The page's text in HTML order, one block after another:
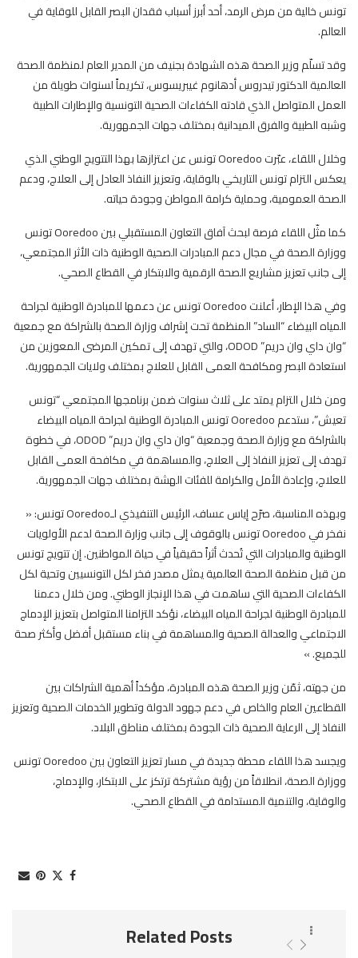
تونس خالية من مرض الرمد، أحد أبرز أسباب فقدان البصر القابل للوقاية في
العالم.
وقد تسلّم وزير الصحة هذه الشهادة بجنيف من المدير العام لمنظمة الصحة
العالمية الدكتور تيدروس أدهانوم غيبريسوس، تكريماً لسنوات طويلة من
العمل المتواصل الذي قادته الكفاءات الصحية التونسية والإطارات الطبية
وشبه الطبية والفرق الميدانية بمختلف جهات الجمهورية.
وخلال اللقاء، عبّرت Ooredoo تونس عن اعتزازها بهذا التتويج الوطني الذي
يعكس التزام تونس التاريخي بالوقاية، وتعزيز النفاذ العادل إلى العلاج، ودعم
الصحة العمومية، وحماية كرامة المواطن وجودة حياته.
كما مثّل اللقاء فرصة لبحث آفاق التعاون المستقبلي بين Ooredoo تونس
ووزارة الصحة في مجال دعم المبادرات الصحية الوطنية ذات الأثر المجتمعي،
إلى جانب تعزيز مشاريع الصحة الرقمية والابتكار في القطاع الصحي.
وفي هذا الإطار، أعلنت Ooredoo تونس عن دعمها للمبادرة الوطنية لجراحة
المياه البيضاء “الساد” المنظمة تحت إشراف وزارة الصحة بالشراكة مع جمعية
“وان داي وان دريم” ODOD، والتي تهدف إلى تمكين المرضى المعوزين من
استعادة البصر ومكافحة العمى القابل للعلاج بمختلف ولايات الجمهورية.
ومن خلال التزام يمتد على ثلاث سنوات ضمن برنامجها المجتمعي “تونس
تعيش”، ستدعم Ooredoo تونس المبادرة الوطنية لجراحة المياه البيضاء
بالشراكة مع وزارة الصحة وجمعية “وان داي وان دريم” ODOD، في خطوة
تهدف إلى تعزيز النفاذ إلى العلاج، والمساهمة في مكافحة العمى القابل
للعلاج، وإعادة الأمل والكرامة للفئات الهشة بمختلف جهات الجمهورية.
وبهذه المناسبة، صرّح إياس عساف، الرئيس التنفيذي لـOoredoo تونس: «
نفخر في Ooredoo تونس بالوقوف إلى جانب وزارة الصحة لدعم الأولويات
الوطنية والمبادرات التي تُحدث أثراً حقيقياً في حياة المواطنين. إن تتويج تونس
من قبل منظمة الصحة العالمية يمثل مصدر فخر لكل التونسيين وتحية لكل
الكفاءات الصحية التي ساهمت في هذا الإنجاز الوطني. ومن خلال دعمنا
للمبادرة الوطنية لجراحة المياه البيضاء، نؤكد التزامنا المتواصل بتعزيز الإدماج
الاجتماعي والعدالة الصحية والمساهمة في بناء مستقبل أفضل وأكثر صحة
للجميع. »
من جهته، ثمّن وزير الصحة هذه المبادرة، مؤكداً أهمية الشراكات بين
القطاعين العام والخاص في دعم جهود الدولة وتطوير الخدمات الصحية وتعزيز
النفاذ إلى الرعاية الصحية ذات الجودة بمختلف مناطق البلاد.
ويجسد هذا اللقاء محطة جديدة في مسار تعزيز التعاون بين Ooredoo تونس
ووزارة الصحة، انطلاقاً من رؤية مشتركة ترتكز على الابتكار، والإدماج،
والوقاية، والتنمية المستدامة في القطاع الصحي.
Related Posts